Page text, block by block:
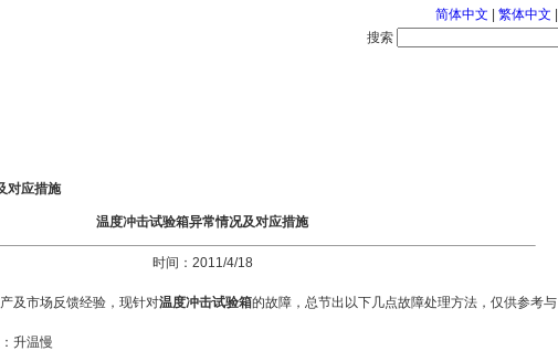
简体中文 繁体中文
搜索
对应措施
温度冲击试验箱异常情况及对应措施
时间：2011/4/18
及市场反馈经验，现针对温度冲击试验箱的故障，总节出以下几点故障处理方法，仅供参考与
升温慢